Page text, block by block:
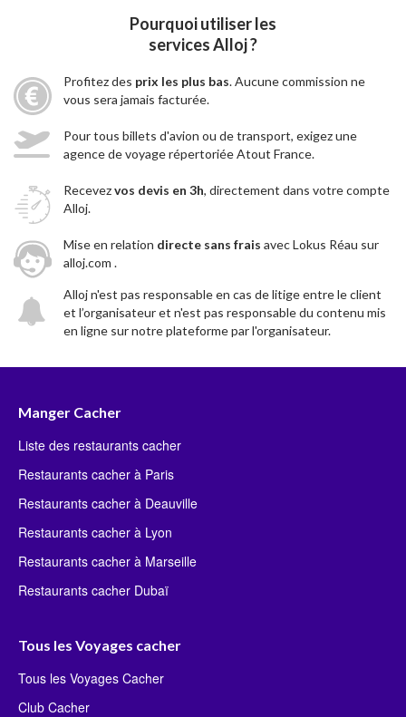
Pourquoi utiliser les
services Alloj ?
Profitez des prix les plus bas. Aucune commission ne
vous sera jamais facturée.
Pour tous billets d'avion ou de transport, exigez une
agence de voyage répertoriée Atout France.
Recevezvos devis en 3h, directement dans votre compte
Alloj.
Mise en relation directe sans frais avec Lokus Réau sur
alloj.com .
Alloj n'est pas responsable en cas de litige entre le client
et l’organisateur et n'est pas responsable du contenu mis
en ligne sur notre plateforme par l'organisateur.
Manger Cacher
Liste des restaurants cacher
Restaurants cacher à Paris
Restaurants cacher à Deauville
Restaurants cacher à Lyon
Restaurants cacher à Marseille
Restaurants cacher Dubaï
Tous les Voyages cacher
Tous les Voyages Cacher
Club Cacher